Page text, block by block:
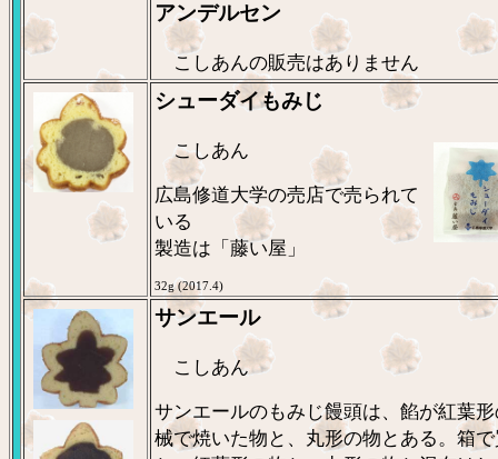
アンデルセン
こしあんの販売はありません
シューダイもみじ
こしあん
広島修道大学の売店で売られて
いる
製造は「藤い屋」
32g (2017.4)
サンエール
こしあん
サンエールのもみじ饅頭は、餡が紅葉
械で焼いた物と、丸形の物とある。箱